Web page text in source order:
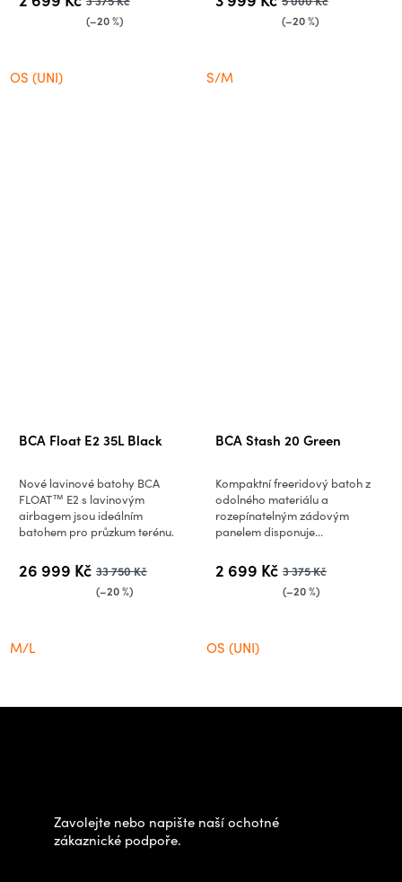
(–20 %)
OS (UNI)
(–20 %)
S/M
BCA Float E2 35L Black
26 999 Kč 33 750 Kč
(–20 %)
Nové lavinové batohy BCA
FLOAT™ E2 s lavinovým
airbagem jsou ideálním
batohem pro průzkum terénu.
M/L
BCA Stash 20 Green
2 699 Kč 3 375 Kč
(–20 %)
Kompaktní freeridový batoh z
odolného materiálu a
rozepínatelným zádovým
panelem disponuje...
OS (UNI)
Z
Zavolejte nebo napište naší ochotné
zákaznické podpoře.